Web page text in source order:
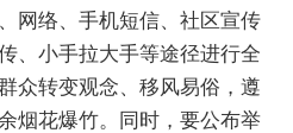
网络、手机短信、社区宣传
、小手拉大手等途径进行全
众转变观念、移风易俗，遵
烟花爆竹。同时，要公布举